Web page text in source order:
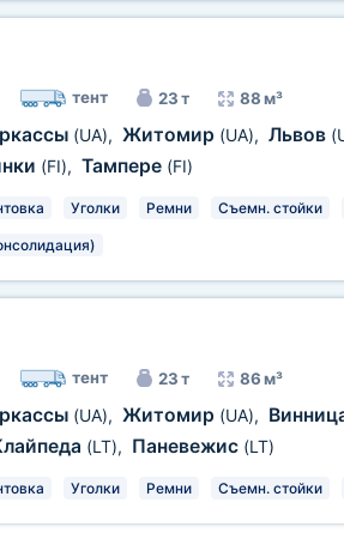
тент 23 т 88 м³
(UA), Житомир (UA), Львов
(FI), Тампере (FI)
Уголки Ремни Съемн. стойки
тент 23 т 86 м³
(UA), Житомир (UA),
(LT), Паневежис (LT)
Уголки Ремни Съемн. стойки